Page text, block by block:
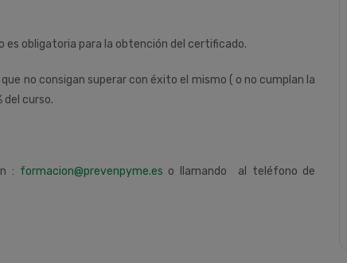
es obligatoria para la obtención del certificado.
no consigan superar con éxito el mismo ( o no cumplan la
curso.
: formacion@prevenpyme.es o llamando al teléfono de